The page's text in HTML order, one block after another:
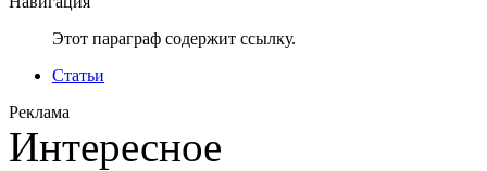
Этот параграф содержит ссылку.
Статьи
Реклама
Интересное